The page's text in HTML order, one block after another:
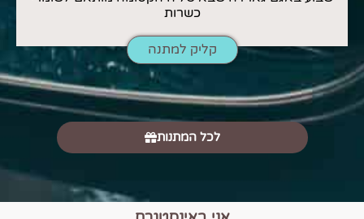
כשרות
קליק למתנה
לכל המתנות